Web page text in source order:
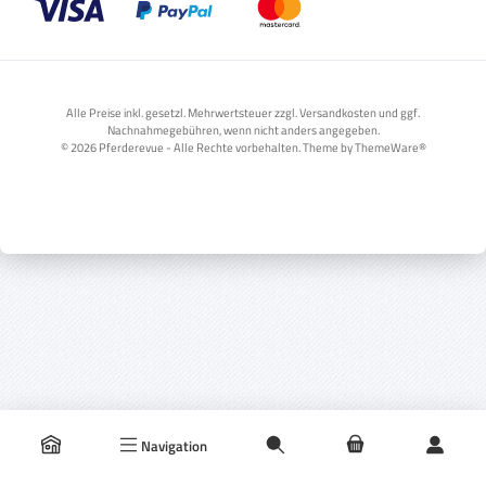
Navigation
Alle Preise inkl. gesetzl. Mehrwertsteuer zzgl. Versandkosten und ggf.
Nachnahmegebühren, wenn nicht anders angegeben.
© 2026 Pferderevue - Alle Rechte vorbehalten. Theme byThemeWare®